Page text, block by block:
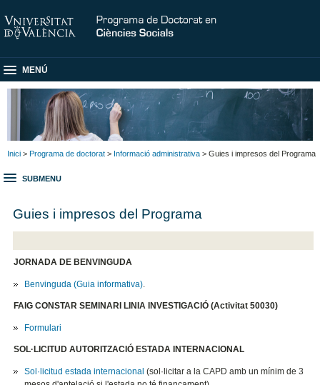
MENÚ
Inici > Programa de doctorat > Informació administrativa > Guies i impresos del Programa
SUBMENU
Guies i impresos del Programa
JORNADA DE BENVINGUDA
Benvinguda (Guia informativa).
FAIG CONSTAR SEMINARI LINIA INVESTIGACIÓ (Activitat 50030)
Formulari
SOL·LICITUD AUTORITZACIÓ ESTADA INTERNACIONAL
Sol·licitud estada internacional (sol·licitar a la CAPD amb un mínim de 3